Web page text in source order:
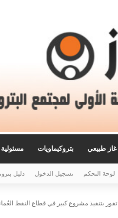
غاز طبيعي بتروكيماويات
لوحة التحكم تسجيل الدخول دليل
بتنفيذ مشروع كبير في قطاع النفط العُماني بقيمة 355